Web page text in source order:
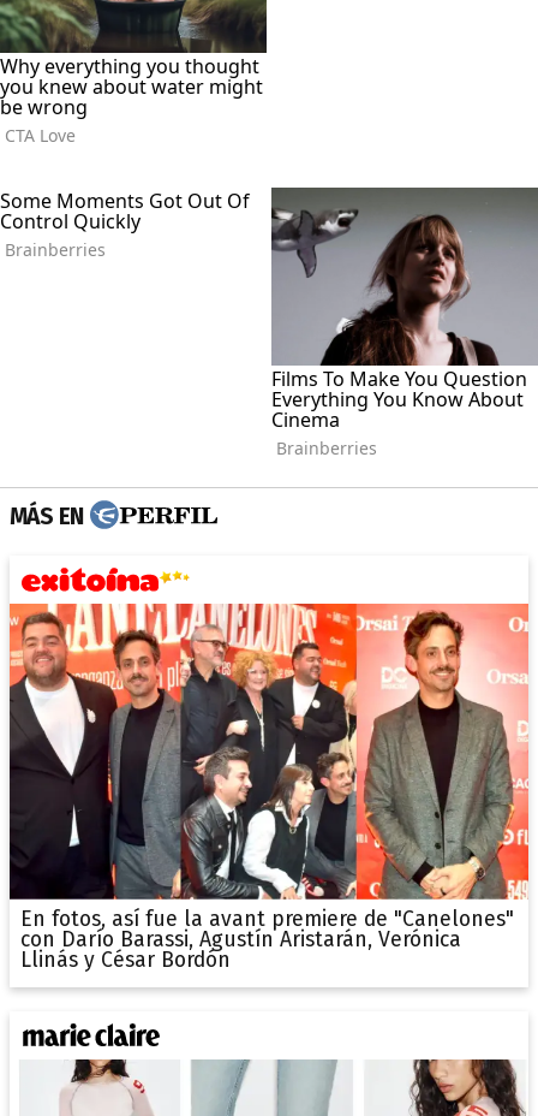
MÁS EN
En fotos, así fue la avant premiere de "Canelones"
con Darío Barassi, Agustín Aristarán, Verónica
Llinás y César Bordón